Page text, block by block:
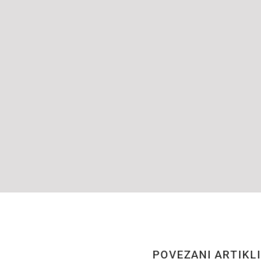
POVEZANI ARTIKLI